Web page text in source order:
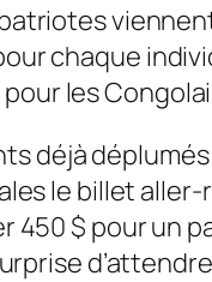
chaque
les
déjà
le billet
450 $ pour un